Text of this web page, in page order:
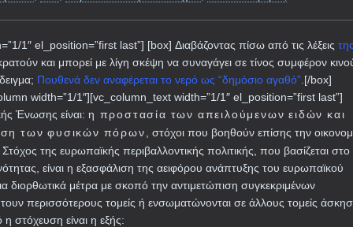
1″ el_position=”first last”] [box] Διαβάζοντας πίσω από τις λέξεις
και μπορεί με λίγη σκέψη να συναγάγει σε τίνος συμφέρον
Πουθενά δεν αναφέρεται το νερό ως “δημόσιο αγαθό” .[/box]
width=”1/1″][vc_column_text width=”1/1″ el_position=”first last”]
Ένωσης είναι: η προστασία των απειλούμενων ειδών και
των φυσικών πόρων
, στόχοι που βοηθούν επίσης την
Στόχος της ευρωπαϊκής περιβαλλοντικής πολιτικής, που βασίζεται
είναι η εξασφάλιση της αειφόρου ανάπτυξης του ευρωπαϊκού
διορθωτικά μέτρα με σκοπό την αντιμετώπιση συγκεκριμένων
περισσότερους τομείς ή ενσωματώνονται σε άλλους τομείς
στόχευση είναι η εξής: